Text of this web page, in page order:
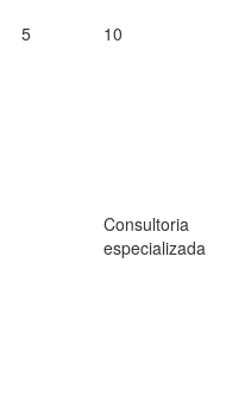
5
10
Consultoria
especializada